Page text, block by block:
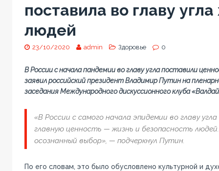
поставила во главу
людей
23/10/2020 admin Здоровье 0
В России с начала пандемии во главу угла поставили
заявил российский президент Владимир Путин на
заседания Международного дискуссионного клуба
«В России с самого начала эпидемии во главу
главную ценность — жизнь и безопасность
осознанный выбор», — подчеркнул Путин.
По его словам, это было обусловлено культурной и